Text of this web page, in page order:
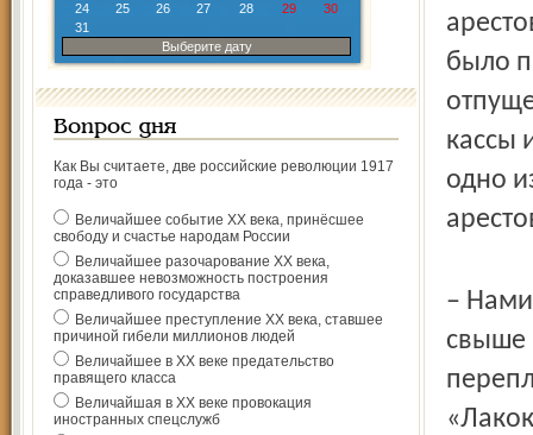
24
25 26 27 28 29
30
31
Выберите дату
Вопрос дня
Как Вы считаете, две российские революции 1917
года - это
Величайшее событие ХХ века, принёсшее
свободу и счастье народам России
Величайшее разочарование ХХ века,
доказавшее невозможность построения
справедливого государства
Величайшее преступление ХХ века, ставшее
причиной гибели миллионов людей
Величайшее в ХХ веке предательство
правящего класса
Величайшая в ХХ веке провокация
иностранных спецслужб
было
кассы
одно
–
свыше